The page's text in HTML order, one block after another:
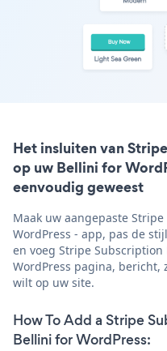
Het insluiten van
op uw Bellini for
eenvoudig geweest
Maak uw aangepaste
WordPress - app, pas de
en voeg Stripe
WordPress pagina, bericht,
wilt op uw site.
How To Add a Stripe
Bellini for WordPress: